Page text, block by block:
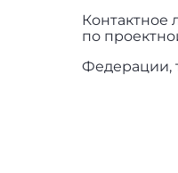
Контактное
по
Федерации,